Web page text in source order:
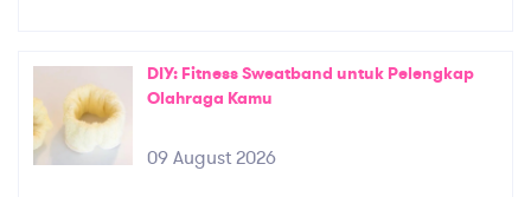
DIY: Fitness Sweatband untuk Pelengkap
Olahraga Kamu
09 August 2026